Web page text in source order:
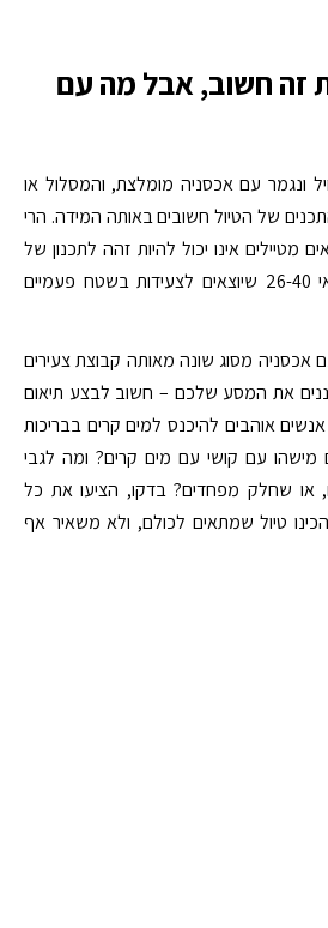
זה חשוב, אבל מה עם
ונגמר עם אכסניה מומלצת, והמסלול או
של הטיול חשובים באותה המידה. הרי
מטיילים אינו יכול להיות זהה לתכנון של
טיול לקבוצת טיילים בגילאי 26-40 שיוצאים לצעידות בשטח פעמיים
אכסניה מסוג שונה מאותה קבוצת צעירים
את המסע שלכם – חשוב לבצע תיאום
אוהבים להיכנס למים קרים בבריכות
מישהו עם קושי עם מים קרים? ומה לגבי
או שחלק מפחדים? בדקו, הציעו את כל
טיול שמתאים לכולם, ולא משאיר אף